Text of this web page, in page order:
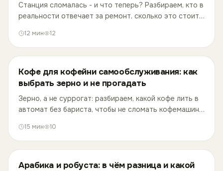
Станция сломалась - и что теперь? Разбираем, кто в
реальности отвечает за ремонт, сколько это стоит
не били по выручке партнёра.
12 мин 12
Кофе для кофейни самообслуживания: как
выбрать зерно и не прогадать
Зерно, а не суррогат: разбираем, какой кофе лить в
автомат без бариста, чтобы не сломать кофемашину
15 мин 10
Арабика и робуста: в чём разница и какой